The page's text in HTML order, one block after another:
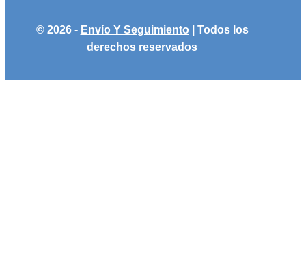
© 2026 - Envío Y Seguimiento | Todos los
derechos reservados